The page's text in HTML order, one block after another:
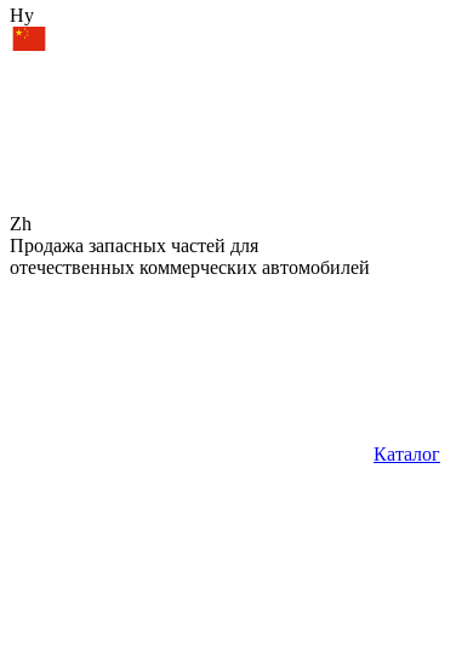
Hy
Zh
Продажа запасных частей для
отечественных коммерческих автомобилей
Каталог